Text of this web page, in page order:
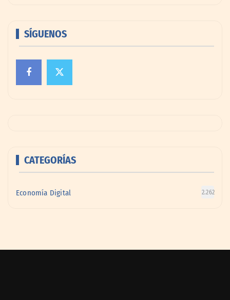
SÍGUENOS
CATEGORÍAS
Economía Digital 2.262